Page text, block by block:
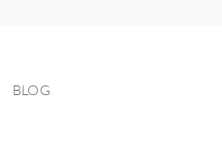
BLOG